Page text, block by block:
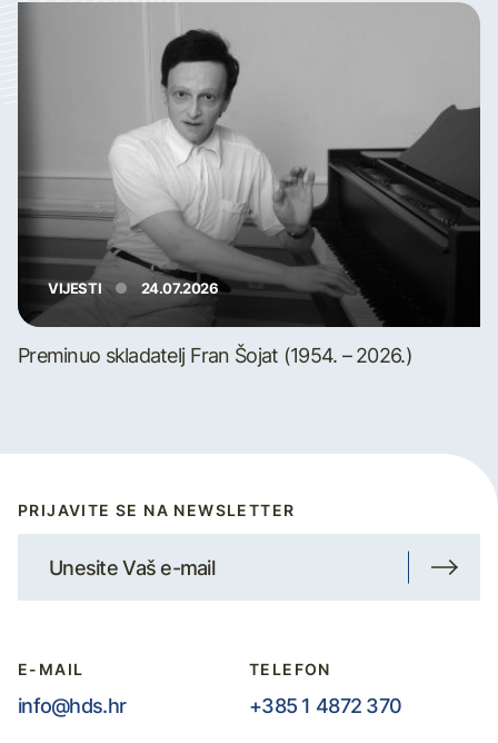
VIJESTI 24.07.2026
Preminuo skladatelj Fran Šojat (1954. – 2026.)
PRIJAVITE SE NA NEWSLETTER
E-MAIL
info@hds.hr
TELEFON
+385 1 4872 370